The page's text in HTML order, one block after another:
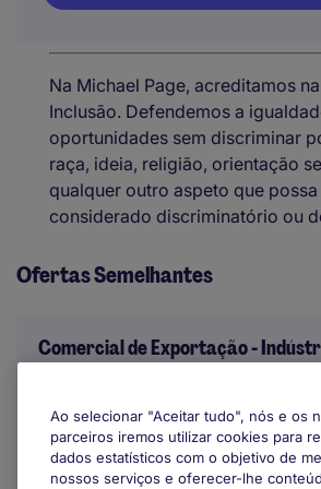
Na Michael Page, acreditamos
Inclusão. Defendemos a
oportunidades sem discriminar
raça, ideia, religião, orientação
qualquer outro aspeto que possa
considerado discriminatório ou
Ofertas Semelhantes
Comercial de Exportação -
Porto
Indefinido
Ao selecionar "Aceitar tudo", nós e os
parceiros iremos utilizar cookies para
dados estatísticos com o objetivo de
nossos serviços e oferecer-lhe